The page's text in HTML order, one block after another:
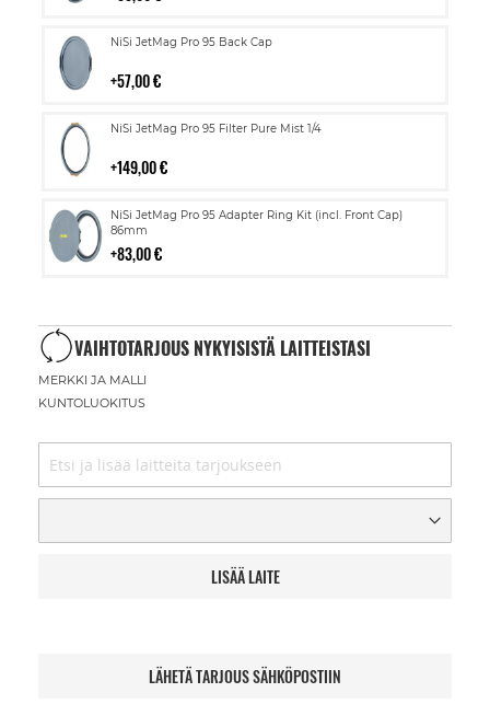
NiSi JetMag Pro 95 Back Cap
57,00 €
Lisää
NiSi JetMag Pro 95 Filter Pure Mist 1/4
149,00 €
Lisää
NiSi JetMag Pro 95 Adapter Ring Kit (incl. Front Cap)
86mm
83,00 €
Lisää
ostoskoriin
VAIHTOTARJOUS NYKYISISTÄ LAITTEISTASI
MERKKI JA MALLI
KUNTOLUOKITUS
LISÄÄ LAITE
LÄHETÄ TARJOUS SÄHKÖPOSTIIN